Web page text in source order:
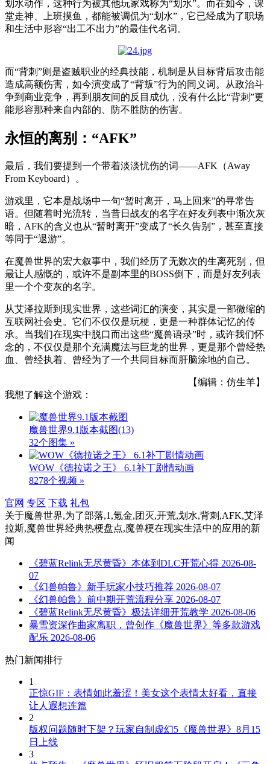
划水动作，这种行为被其他玩家戏称为“划水”。 而在如今 ，课
堂走神、上班摸鱼，都能被调侃为“划水”，它已经成为了职场
和生活中形容“出工不出力”的最佳代名词。
而“背刺”则是盗贼职业的经典技能， 机制是从目标背后攻击能
造成高额伤害，如今演变成了“背叛”行为的同义词。
从政治斗
争到商业竞争，再到朋友间的反目成仇，没有什么比“背刺”更
能形容那种来自内部的、防不胜防的伤害。
永恒的离别：“AFK”
最后，我们要提到一个带着淡淡忧伤的词——AFK（Away
From Keyboard）。
游戏里，它本是战场中一句“暂时离开，马上回来”的寻常告
语。但随着时光流转，当昔日战友的名字在好友列表中渐次灰
暗，AFK的含义也从“暂时离开”变成了“长久告别”，甚至直接
等同于“退游”。
在魔兽世界的宏大叙事中，我们经历了无数次的生离死别，但
最让人感慨的，或许不是副本里的BOSS倒下，而是好友列表
里一个个变灰的名字。
从艾泽拉斯到现实世界，这些词汇的演变，其实是一部微缩的
互联网社会史。它们不仅仅是玩梗，更是一种群体记忆的传
承。当我们在现实中脱口而出这些“魔兽语录”时，或许我们怀
念的，不仅仅是那个充满魔法与巨龙的世界，更是那个曾经热
血、曾经执着、曾经为了一个共同目标而肝脑涂地的自己。
【编辑：仿生羊】
我想了解这个游戏：
魔兽世界9.1版本截图(13)
32个图集 »
WOW《德拉诺之王》 6.1补丁剧情动画
8278个视频 »
官网 专区 下载 礼包
关于魔兽世界,为了部落,1,氪金,团灭,开荒,划水,背刺,AFK,艾泽
拉斯,魔兽世界经典热梗盘点,魔兽梗在现实生活中的应用 的新
闻
《碧蓝Relink无尽黄昏》本体到DLC开荒心得 2026-08-
07
《幻兽帕鲁》新手玩家小技巧推荐 2026-08-07
《幻兽帕鲁》前中期开荒流程分享 2026-08-07
《碧蓝Relink无尽黄昏》极法详细开荒教学 2026-08-06
暴雪资深作曲家离职，曾创作《魔兽世界》等多款游戏
配乐 2026-08-06
热门新闻排行
1
正惊GIF：表情如此羞涩！美女这个表情太好看，直接
让人遐想连篇
2
版权问题随时下架？玩家自制虚幻5《魔兽世界》8月15
日上线
3